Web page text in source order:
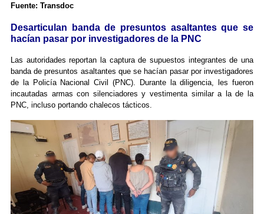
Fuente: Transdoc
Desarticulan banda de presuntos asaltantes que se
hacían pasar por investigadores de la PNC
Las autoridades reportan la captura de supuestos integrantes de una
banda de presuntos asaltantes que se hacían pasar por investigadores
de la Policía Nacional Civil (PNC). Durante la diligencia, les fueron
incautadas armas con silenciadores y vestimenta similar a la de la
PNC, incluso portando chalecos tácticos.